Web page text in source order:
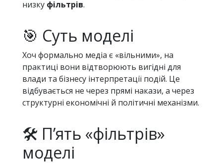
низку фільтрів.
🎯 Суть моделі
Хоч формально медіа є «вільними», на
практиці вони відтворюють вигідні для
влади та бізнесу інтерпретації подій. Це
відбувається не через прямі накази, а через
структурні економічні й політичні механізми.
🛠 П’ять «фільтрів»
моделі